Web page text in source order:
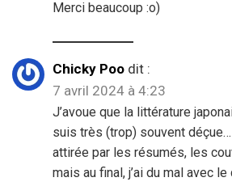
Merci beaucoup :o)
Chicky Poo dit :
7 avril 2024 à 4:23
J’avoue que la littérature
suis très (trop) souvent
attirée par les résumés, les
mais au final, j’ai du mal avec